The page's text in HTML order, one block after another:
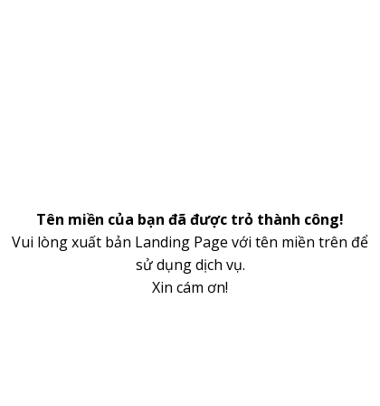
Tên miền của bạn đã được trỏ thành công!
Vui lòng xuất bản Landing Page với tên miền trên để
sử dụng dịch vụ.
Xin cám ơn!